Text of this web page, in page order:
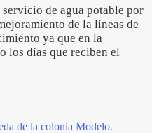
de agua potable por
de la líneas de
ya que en la
los días que reciben el
de la colonia Modelo.